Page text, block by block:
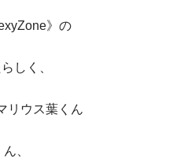
》の
しく、
リウス葉くん
、